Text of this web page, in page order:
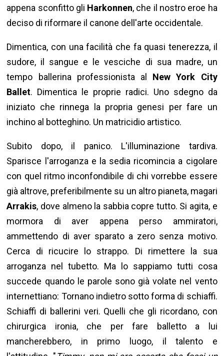
appena sconfitto gli Harkonnen, che il nostro eroe ha
deciso di riformare il canone dell'arte occidentale.
Dimentica, con una facilità che fa quasi tenerezza, il
sudore, il sangue e le vesciche di sua madre, un
tempo ballerina professionista al New York City
Ballet. Dimentica le proprie radici. Uno sdegno da
iniziato che rinnega la propria genesi per fare un
inchino al botteghino. Un matricidio artistico.
Subito dopo, il panico. L'illuminazione tardiva.
Sparisce l'arroganza e la sedia ricomincia a cigolare
con quel ritmo inconfondibile di chi vorrebbe essere
già altrove, preferibilmente su un altro pianeta, magari
Arrakis, dove almeno la sabbia copre tutto. Si agita, e
mormora di aver appena perso ammiratori,
ammettendo di aver sparato a zero senza motivo.
Cerca di ricucire lo strappo. Di rimettere la sua
arroganza nel tubetto. Ma lo sappiamo tutti cosa
succede quando le parole sono già volate nel vento
internettiano: Tornano indietro sotto forma di schiaffi.
Schiaffi di ballerini veri. Quelli che gli ricordano, con
chirurgica ironia, che per fare balletto a lui
mancherebbero, in primo luogo, il talento e